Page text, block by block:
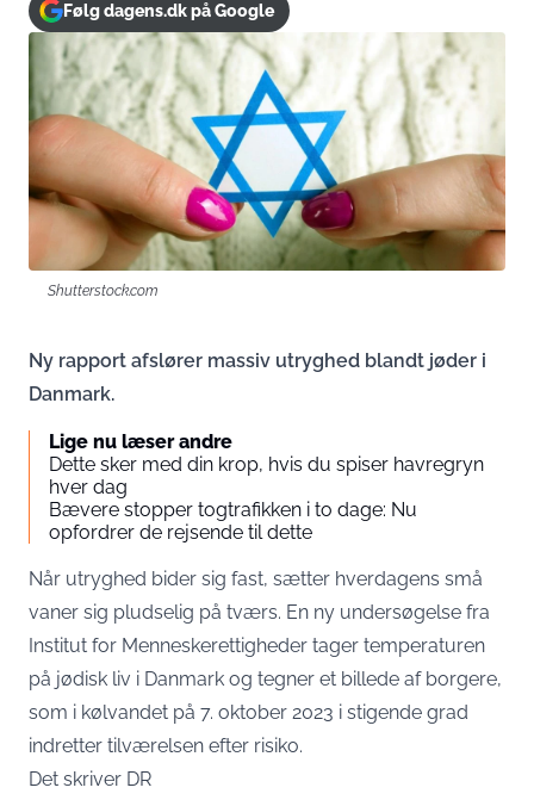
Følg dagens.dk på Google
Shutterstock.com
Ny rapport afslører massiv utryghed blandt jøder i
Danmark.
Lige nu læser andre
Dette sker med din krop, hvis du spiser havregryn
hver dag
Bævere stopper togtrafikken i to dage: Nu
opfordrer de rejsende til dette
Når utryghed bider sig fast, sætter hverdagens små
vaner sig pludselig på tværs. En ny undersøgelse fra
Institut for Menneskerettigheder tager temperaturen
på jødisk liv i Danmark og tegner et billede af borgere,
som i kølvandet på 7. oktober 2023 i stigende grad
indretter tilværelsen efter risiko.
Det skriver DR